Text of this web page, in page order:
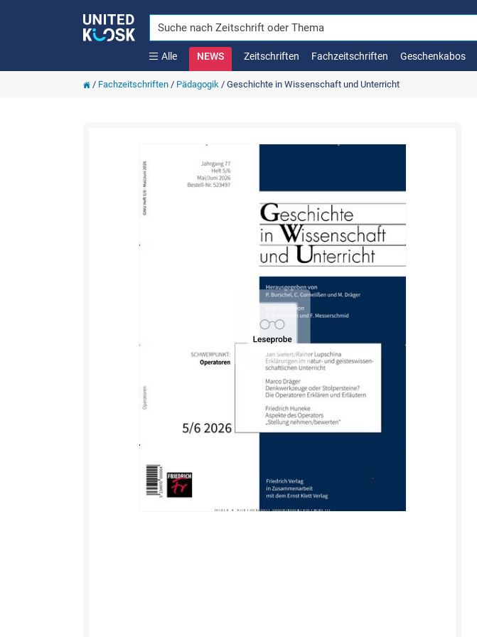
Alle NEWS Zeitschriften Fachzeitschriften Geschenkabos
/ Fachzeitschriften/ Pädagogik/ Geschichte in Wissenschaft und Unterricht